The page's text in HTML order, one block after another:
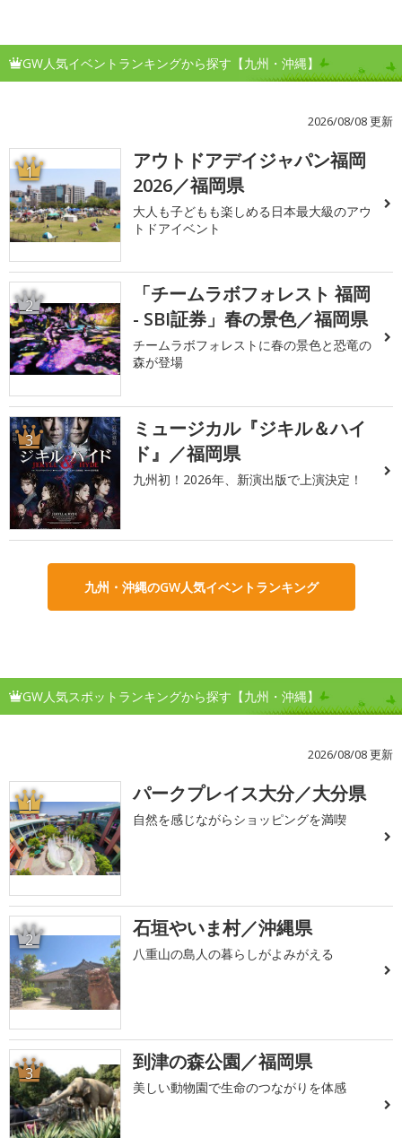
GW人気イベントランキングから探す【九州・沖縄】
2026/08/08 更新
1
アウトドアデイジャパン福岡
2026／福岡県
大人も子どもも楽しめる日本最大級のアウ
トドアイベント
2
「チームラボフォレスト 福岡
- SBI証券」春の景色／福岡県
チームラボフォレストに春の景色と恐竜の
森が登場
3
ミュージカル『ジキル＆ハイ
ド』／福岡県
九州初！2026年、新演出版で上演決定！
九州・沖縄のGW人気イベントランキング
GW人気スポットランキングから探す【九州・沖縄】
2026/08/08 更新
1 パークプレイス大分／大分県
自然を感じながらショッピングを満喫
2 石垣やいま村／沖縄県
八重山の島人の暮らしがよみがえる
3 到津の森公園／福岡県
美しい動物園で生命のつながりを体感